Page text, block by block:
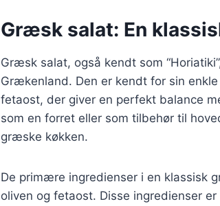
Græsk salat: En
Græsk salat, også kendt som
Grækenland. Den er kendt for sin
fetaost, der giver en perfekt balance
som en forret eller som tilbehør til
græske køkken.
De primære ingredienser i en klassisk
oliven og fetaost. Disse ingredienser